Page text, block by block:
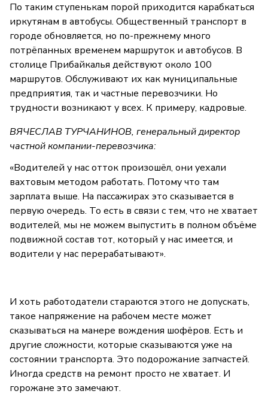
По таким ступенькам порой приходится карабкаться
иркутянам в автобусы. Общественный транспорт в
городе обновляется, но по-прежнему много
потрёпанных временем маршруток и автобусов. В
столице Прибайкалья действуют около 100
маршрутов. Обслуживают их как муниципальные
предприятия, так и частные перевозчики. Но
трудности возникают у всех. К примеру, кадровые.
ВЯЧЕСЛАВ ТУРЧАНИНОВ, генеральный директор
частной компании-перевозчика:
«Водителей у нас отток произошёл, они уехали
вахтовым методом работать. Потому что там
зарплата выше. На пассажирах это сказывается в
первую очередь. То есть в связи с тем, что не хватает
водителей, мы не можем выпустить в полном объёме
подвижной состав тот, который у нас имеется, и
водители у нас перерабатывают».
И хоть работодатели стараются этого не допускать,
такое напряжение на рабочем месте может
сказываться на манере вождения шофёров. Есть и
другие сложности, которые сказываются уже на
состоянии транспорта. Это подорожание запчастей.
Иногда средств на ремонт просто не хватает. И
горожане это замечают.